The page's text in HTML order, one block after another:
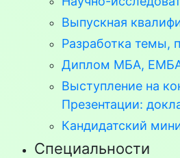
Выпускная
Разработка темы,
Диплом МБА,
Выступление на
Презентации:
Кандидатский
Специальности